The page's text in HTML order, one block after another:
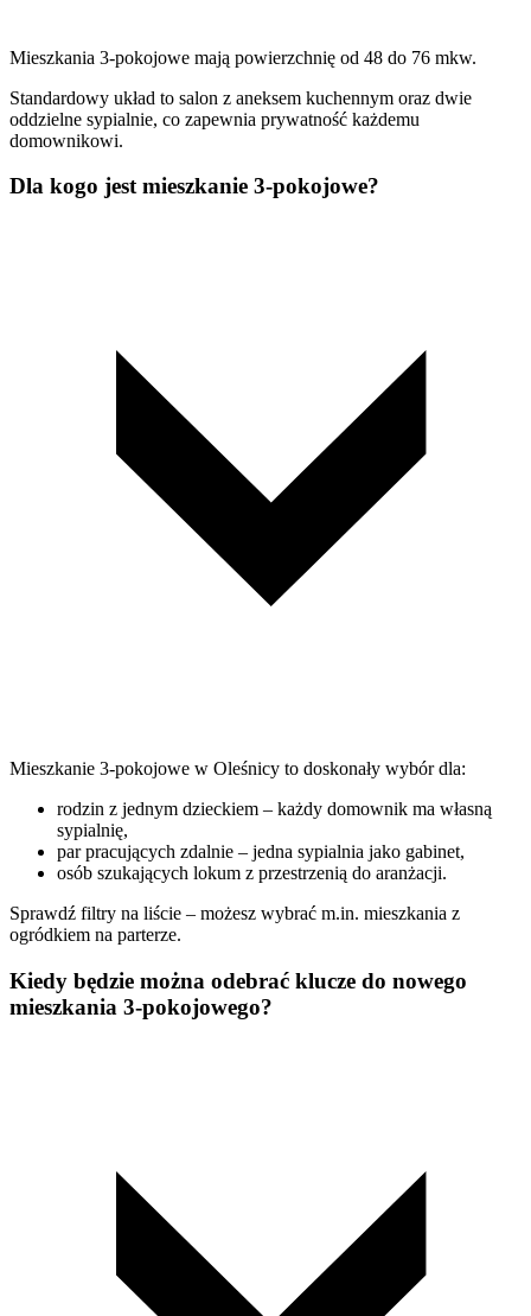
Mieszkania 3-pokojowe mają powierzchnię od 48 do 76 mkw.
Standardowy układ to salon z aneksem kuchennym oraz dwie
oddzielne sypialnie, co zapewnia prywatność każdemu
domownikowi.
Dla kogo jest mieszkanie 3-pokojowe?
Mieszkanie 3-pokojowe w Oleśnicy to doskonały wybór dla:
rodzin z jednym dzieckiem – każdy domownik ma własną
sypialnię,
par pracujących zdalnie – jedna sypialnia jako gabinet,
osób szukających lokum z przestrzenią do aranżacji.
Sprawdź filtry na liście – możesz wybrać m.in. mieszkania z
ogródkiem na parterze.
Kiedy będzie można odebrać klucze do nowego
mieszkania 3-pokojowego?